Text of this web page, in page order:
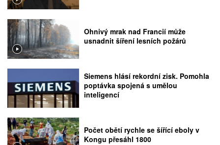
Ohnivý mrak nad Francií může
usnadnit šíření lesních požárů
Siemens hlásí rekordní zisk. Pomohla
poptávka spojená s umělou
inteligencí
Počet obětí rychle se šířící eboly v
Kongu přesáhl 1800